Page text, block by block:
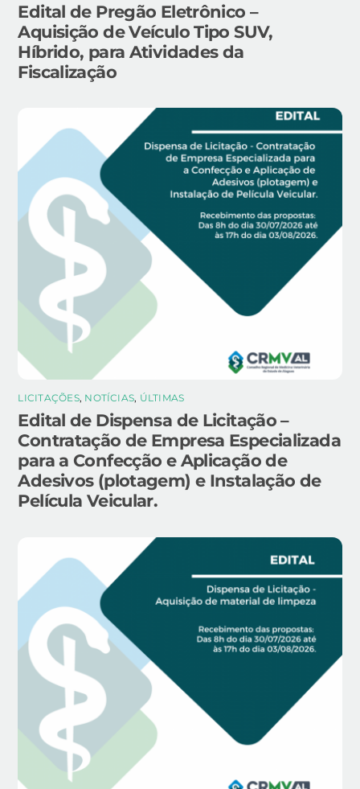
Edital de Pregão Eletrônico –
Aquisição de Veículo Tipo SUV,
Híbrido, para Atividades da
Fiscalização
LICITAÇÕES, NOTÍCIAS, ÚLTIMAS
Edital de Dispensa de Licitação –
Contratação de Empresa Especializada
para a Confecção e Aplicação de
Adesivos (plotagem) e Instalação de
Película Veicular.